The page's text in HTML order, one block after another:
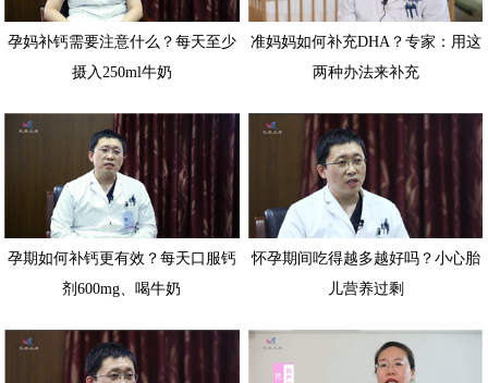
孕妈补钙需要注意什么？每天至少
摄入250ml牛奶
准妈妈如何补充DHA？专家：用这
两种办法来补充
孕期如何补钙更有效？每天口服钙
剂600mg、喝牛奶
怀孕期间吃得越多越好吗？小心胎
儿营养过剩